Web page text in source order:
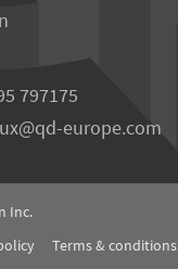
797175
qd-europe.com
Inc.
Terms & conditions